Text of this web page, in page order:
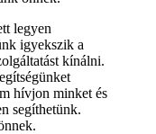
legyen
igyekszik a
kínálni.
hívjon minket és
segíthetünk.